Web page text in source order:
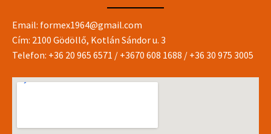
Email: formex1964@gmail.com
Cím: 2100 Gödöllő, Kotlán Sándor u. 3
Telefon: +36 20 965 6571 / +3670 608 1688 / +36 30 975 3005